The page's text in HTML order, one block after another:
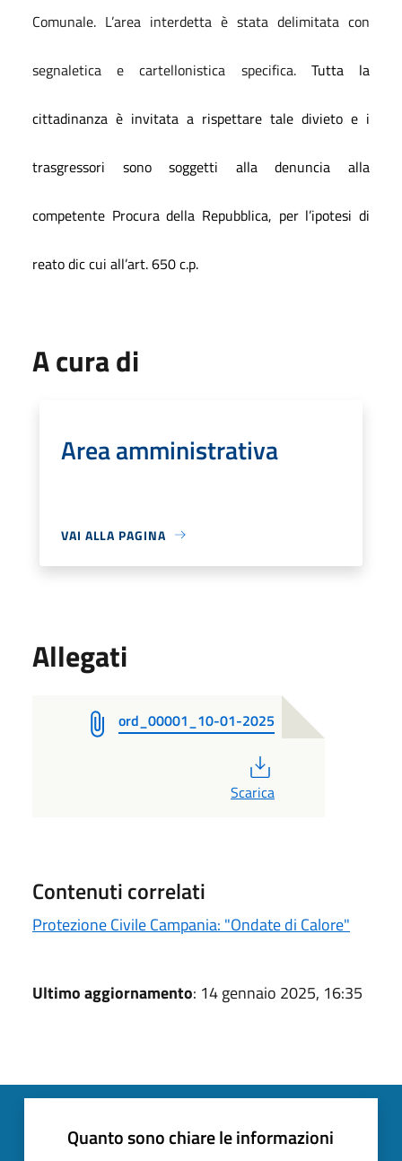
Comunale. L’area interdetta è stata delimitata con
segnaletica e cartellonistica specifica. Tutta la
cittadinanza è invitata a rispettare tale divieto e i
trasgressori sono soggetti alla denuncia alla
competente Procura della Repubblica, per l’ipotesi di
reato dic cui all’art. 650 c.p.
A cura di
Area amministrativa
VAI ALLA PAGINA
Allegati
ord_00001_10-01-2025
Scarica
Contenuti correlati
Protezione Civile Campania: "Ondate di Calore"
Ultimo aggiornamento: 14 gennaio 2025, 16:35
Quanto sono chiare le informazioni